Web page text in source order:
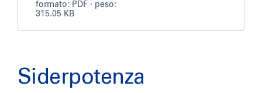
formato: PDF · peso:
315.05 KB
Siderpotenza